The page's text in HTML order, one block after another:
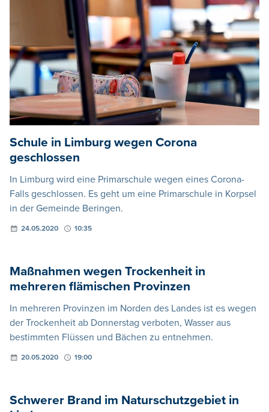
Schule in Limburg wegen Corona
geschlossen
In Limburg wird eine Primarschule wegen eines Corona-
Falls geschlossen. Es geht um eine Primarschule in Korpsel
in der Gemeinde Beringen.
24.05.2020 10:35
Maßnahmen wegen Trockenheit in
mehreren flämischen Provinzen
In mehreren Provinzen im Norden des Landes ist es wegen
der Trockenheit ab Donnerstag verboten, Wasser aus
bestimmten Flüssen und Bächen zu entnehmen.
20.05.2020 19:00
Schwerer Brand im Naturschutzgebiet in